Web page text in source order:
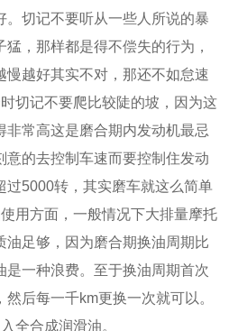
。切记不要听从一些人所说的暴
，那样都是得不偿失的行为，
慢越好其实不对，那还不如怠速
切记不要爬比较陡的坡，因为这
非常高这是磨合期内发动机最忌
意的去控制车速而要控制住发动
过5000转，其实磨车就这么简单
用方面，一般情况下大排量摩托
油足够，因为磨合期换油周期比
是一种浪费。至于换油周期首次
后每一千km更换一次就可以。
全合成润滑油。